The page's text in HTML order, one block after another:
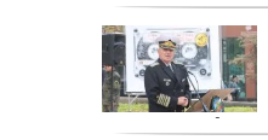
електронна война